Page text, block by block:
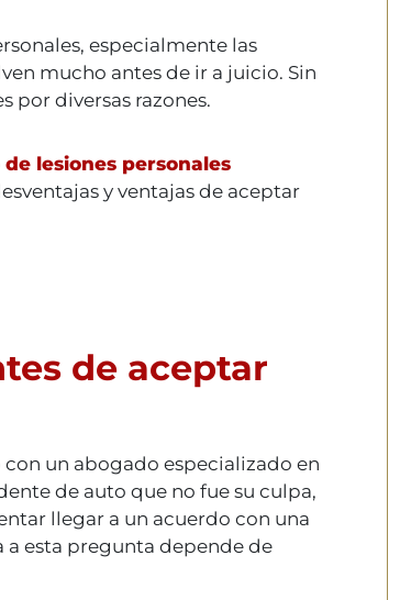
especialmente las
mucho antes de ir a juicio. Sin
por diversas razones.
lesiones personales
y ventajas de aceptar
de aceptar
un abogado especializado en
de auto que no fue su culpa,
llegar a un acuerdo con una
a esta pregunta depende de